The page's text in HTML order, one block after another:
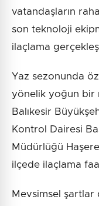
vatandaşların
son teknoloji
ilaçlama
Yaz sezonunda
yönelik yoğun bir
Balıkesir
Kontrol Dairesi
Müdürlüğü
ilçede ilaçlama
Mevsimsel şartlar